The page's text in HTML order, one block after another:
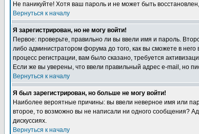
Не паникуйте! Хотя ваш пароль и не может быть
Вернуться к началу
Я зарегистрирован, но не могу войти!
Первое: проверьте, правильно ли вы ввели имя и пароль.
либо администратором форума до того, как вы сможете в
процесс регистрации, вам было сказано, требуется
Если же вы уверены, что ввели правильный адрес e-mail, но
Вернуться к началу
Я был зарегистрирован, но больше не могу войти!
Наиболее вероятные причины: вы ввели неверное имя или
второе, то возможно вы не написали ни одного сообщения?
дискуссиях.
Вернуться к началу